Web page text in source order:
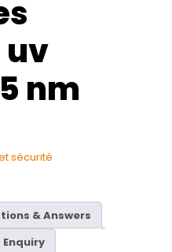
nm
sécurité
& Answers